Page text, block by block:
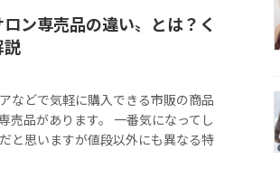
ン専売品の違い〟とは？く
説
などで気軽に購入できる市販の商品
売品があります。 一番気になってし
と思いますが値段以外にも異なる特